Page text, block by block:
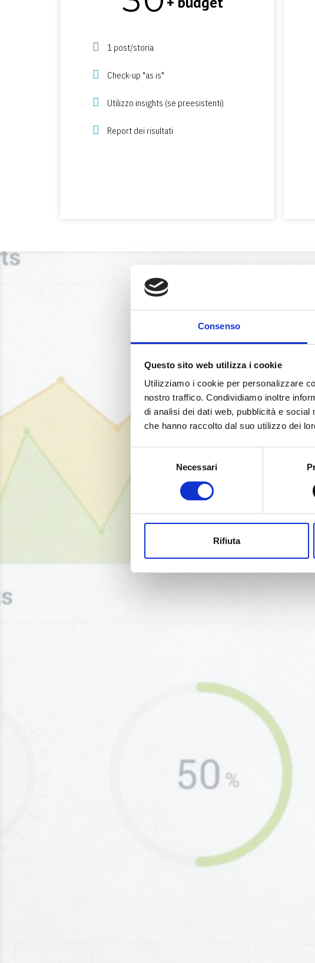
Consenso
Questo sito web utilizza i cookie
Utilizziamo i cookie per personalizzare
nostro traffico. Condividiamo inoltre
di analisi dei dati web, pubblicità e
che hanno raccolto dal suo utilizzo dei
Necessari
Rifiuta
1 post/storia
Check-up "as is"
Utilizzo insights (se preesistenti)
Report dei risultati
Buono da 75€ Google Ads